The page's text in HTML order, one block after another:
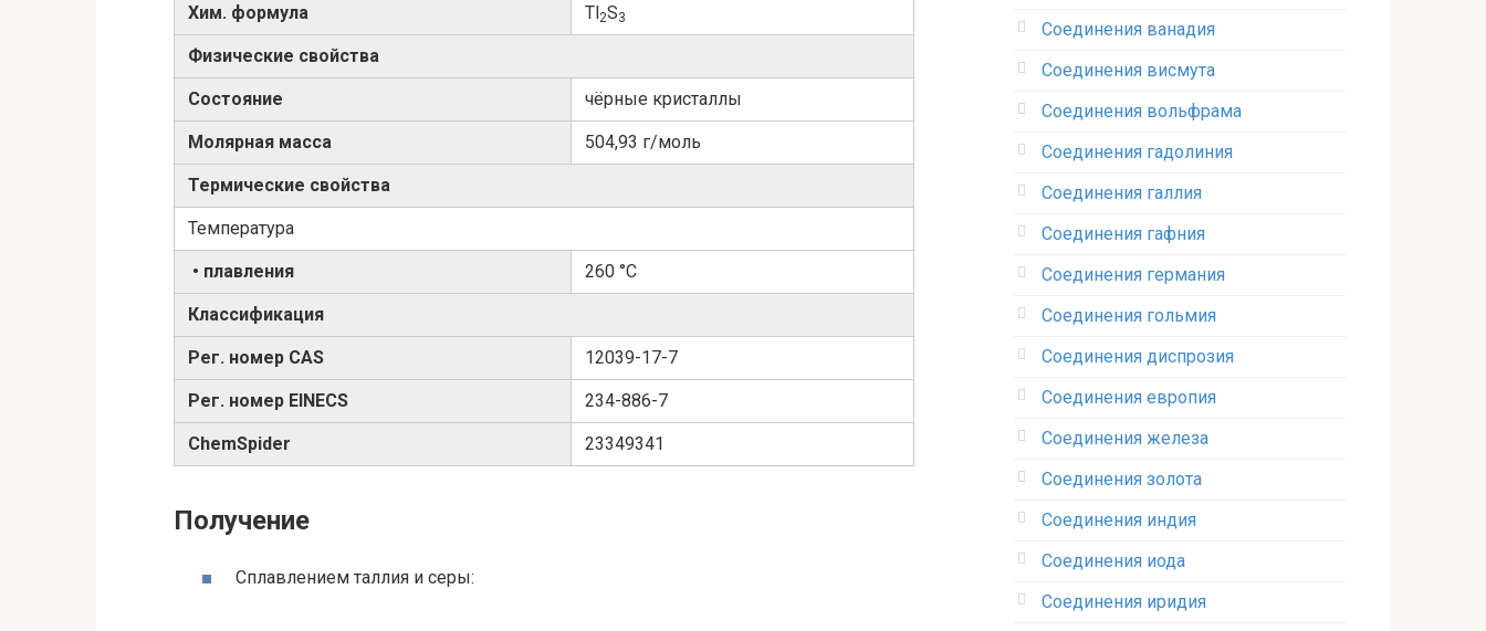
Хим. формула Tl2S3
Физические свойства
Состояние чёрные кристаллы
Молярная масса 504,93 г/моль
Термические свойства
Температура
• плавления 260 °C
Классификация
Рег. номер CAS 12039-17-7
Рег. номер EINECS 234-886-7
ChemSpider 23349341
Получение
Сплавлением таллия и серы:
Соединения ванадия‎
Соединения висмута
Соединения вольфрама‎
Соединения гадолиния‎
Соединения галлия‎
Соединения гафния‎
Соединения германия‎
Соединения гольмия‎
Соединения диспрозия‎ ‎
Соединения европия‎
Соединения железа‎
Соединения золота‎
Соединения индия
Соединения иода‎
Соединения иридия